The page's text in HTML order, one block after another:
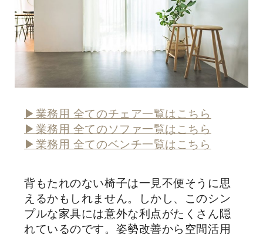
▶業務用 全てのチェア一覧はこちら
▶業務用 全てのソファ一覧はこちら
▶業務用 全てのベンチ一覧はこちら
背もたれのない椅子は一見不便そうに思
えるかもしれません。しかし、このシン
プルな家具には意外な利点がたくさん隠
れているのです。姿勢改善から空間活用